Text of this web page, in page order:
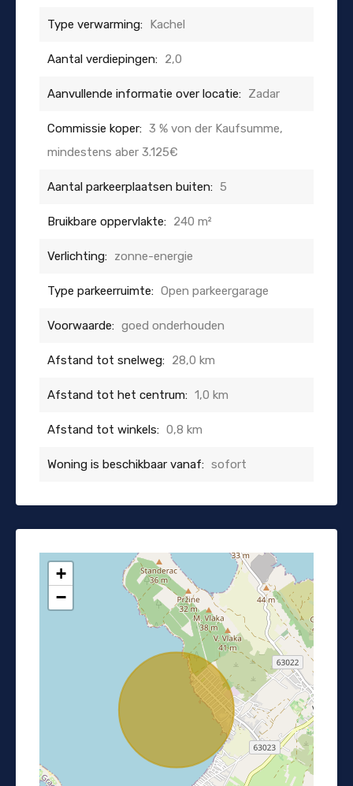
Type verwarming: Kachel
Aantal verdiepingen: 2,0
Aanvullende informatie over locatie: Zadar
Commissie koper: 3 % von der Kaufsumme,
mindestens aber 3.125€
Aantal parkeerplaatsen buiten: 5
Bruikbare oppervlakte: 240 m²
Verlichting: zonne-energie
Type parkeerruimte: Open parkeergarage
Voorwaarde: goed onderhouden
Afstand tot snelweg: 28,0 km
Afstand tot het centrum: 1,0 km
Afstand tot winkels: 0,8 km
Woning is beschikbaar vanaf: sofort
+
−